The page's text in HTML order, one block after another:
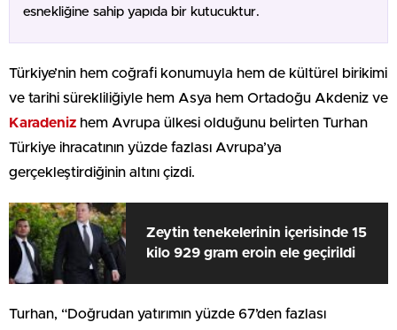
esnekliğine sahip yapıda bir kutucuktur.
Türkiye’nin hem coğrafi konumuyla hem de kültürel birikimi
ve tarihi sürekliliğiyle hem Asya hem Ortadoğu Akdeniz ve
Karadeniz hem Avrupa ülkesi olduğunu belirten Turhan
Türkiye ihracatının yüzde fazlası Avrupa’ya
gerçekleştirdiğinin altını çizdi.
Zeytin tenekelerinin içerisinde 15
kilo 929 gram eroin ele geçirildi
Turhan, “Doğrudan yatırımın yüzde 67’den fazlası